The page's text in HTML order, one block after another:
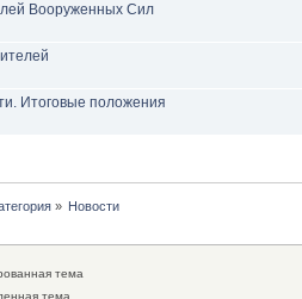
Вооруженных Сил
Итоговые положения
» Новости
тема
тема